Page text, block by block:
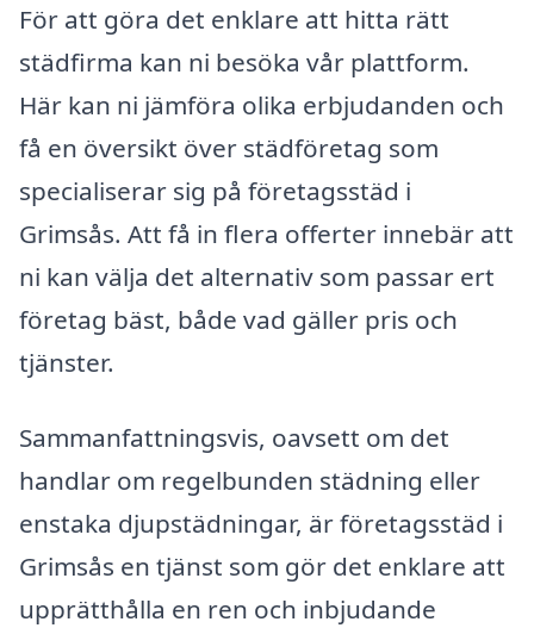
För att göra det enklare att hitta rätt
städfirma kan ni besöka vår plattform.
Här kan ni jämföra olika erbjudanden och
få en översikt över städföretag som
specialiserar sig på företagsstäd i
Grimsås. Att få in flera offerter innebär att
ni kan välja det alternativ som passar ert
företag bäst, både vad gäller pris och
tjänster.
Sammanfattningsvis, oavsett om det
handlar om regelbunden städning eller
enstaka djupstädningar, är företagsstäd i
Grimsås en tjänst som gör det enklare att
upprätthålla en ren och inbjudande